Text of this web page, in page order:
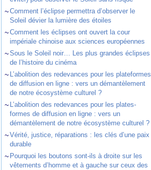
~Comment l’éclipse permettra d’observer le
Soleil dévier la lumière des étoiles
~Comment les éclipses ont ouvert la cour
impériale chinoise aux sciences européennes
~Sous le Soleil noir… Les plus grandes éclipses
de l’histoire du cinéma
~ L’abolition des redevances pour les plateformes
de diffusion en ligne : vers un démantèlement
de notre écosystème culturel ?
~ L’abolition des redevances pour les plates-
formes de diffusion en ligne : vers un
démantèlement de notre écosystème culturel ?
~Vérité, justice, réparations : les clés d’une paix
durable
~ Pourquoi les boutons sont-ils à droite sur les
vêtements d’homme et à gauche sur ceux des